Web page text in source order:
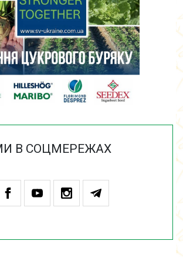
В СОЦМЕРЕЖАХ